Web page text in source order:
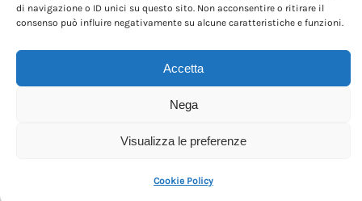
di navigazione o ID unici su questo sito. Non acconsentire o ritirare il
consenso può influire negativamente su alcune caratteristiche e funzioni.
Accetta
Nega
Visualizza le preferenze
Cookie Policy